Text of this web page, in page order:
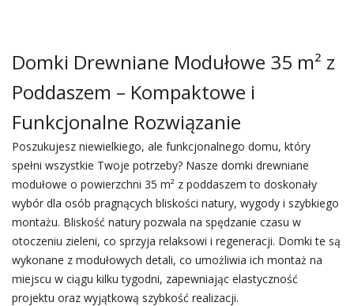
Domki Drewniane Modułowe 35 m² z
Poddaszem – Kompaktowe i
Funkcjonalne Rozwiązanie
Poszukujesz niewielkiego, ale funkcjonalnego domu, który
spełni wszystkie Twoje potrzeby? Nasze domki drewniane
modułowe o powierzchni 35 m² z poddaszem to doskonały
wybór dla osób pragnących bliskości natury, wygody i szybkiego
montażu. Bliskość natury pozwala na spędzanie czasu w
otoczeniu zieleni, co sprzyja relaksowi i regeneracji. Domki te są
wykonane z modułowych detali, co umożliwia ich montaż na
miejscu w ciągu kilku tygodni, zapewniając elastyczność
projektu oraz wyjątkową szybkość realizacji.